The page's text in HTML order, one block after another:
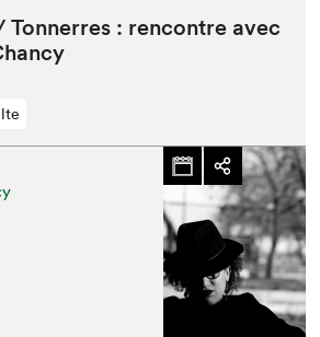
Ton­nerres : ren­con­tre avec